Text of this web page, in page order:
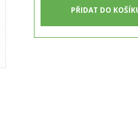
3
PŘIDAT DO